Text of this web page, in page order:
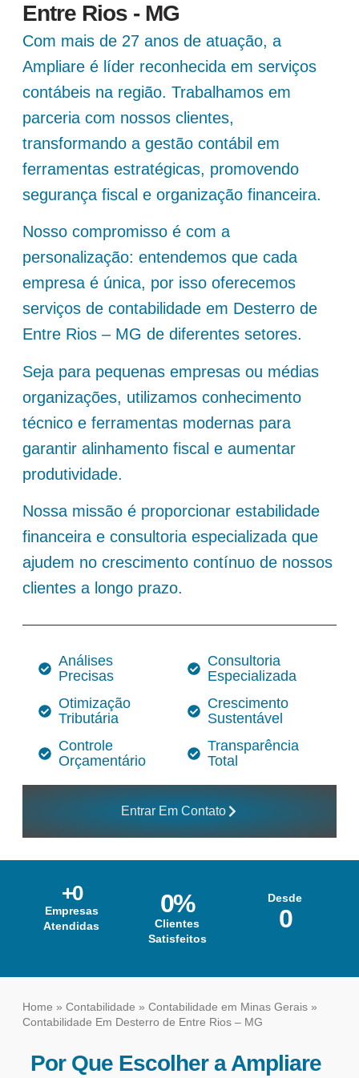
Entre Rios - MG
Com mais de 27 anos de atuação, a
Ampliare é líder reconhecida em serviços
contábeis na região. Trabalhamos em
parceria com nossos clientes,
transformando a gestão contábil em
ferramentas estratégicas, promovendo
segurança fiscal e organização financeira.
Nosso compromisso é com a
personalização: entendemos que cada
empresa é única, por isso oferecemos
serviços de contabilidade em Desterro de
Entre Rios – MG de diferentes setores.
Seja para pequenas empresas ou médias
organizações, utilizamos conhecimento
técnico e ferramentas modernas para
garantir alinhamento fiscal e aumentar
produtividade.
Nossa missão é proporcionar estabilidade
financeira e consultoria especializada que
ajudem no crescimento contínuo de nossos
clientes a longo prazo.
Análises
Precisas
Otimização
Tributária
Controle
Orçamentário
Consultoria
Especializada
Crescimento
Sustentável
Transparência
Total
Entrar Em Contato
+0
Empresas
Atendidas
0%
Clientes
Satisfeitos
Desde
0
Home » Contabilidade » Contabilidade em Minas Gerais »
Contabilidade Em Desterro de Entre Rios – MG
Por Que Escolher a Ampliare